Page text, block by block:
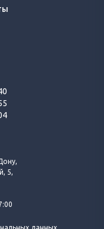
5,
данных